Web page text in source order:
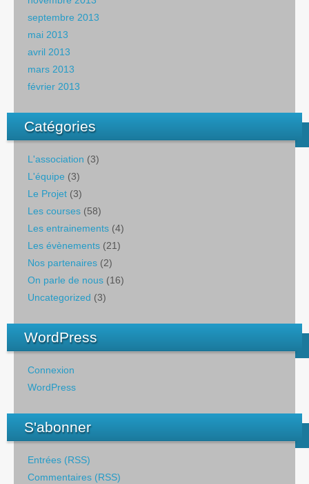
septembre 2013
mai 2013
avril 2013
mars 2013
février 2013
Catégories
L'association (3)
L'équipe (3)
Le Projet (3)
Les courses (58)
Les entrainements (4)
Les évènements (21)
Nos partenaires (2)
On parle de nous (16)
Uncategorized (3)
WordPress
Connexion
WordPress
S'abonner
Entrées (RSS)
Commentaires (RSS)